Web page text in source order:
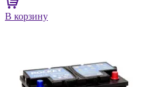
В корзину